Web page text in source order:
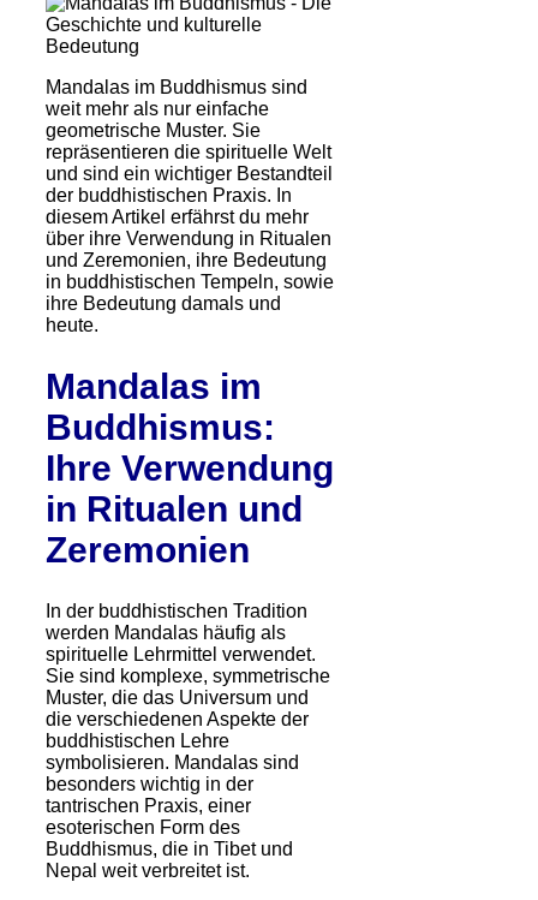
Mandalas im Buddhismus sind
weit mehr als nur einfache
geometrische Muster. Sie
repräsentieren die spirituelle Welt
und sind ein wichtiger Bestandteil
der buddhistischen Praxis. In
diesem Artikel erfährst du mehr
über ihre Verwendung in Ritualen
und Zeremonien, ihre Bedeutung
in buddhistischen Tempeln, sowie
ihre Bedeutung damals und
heute.
Mandalas im
Buddhismus:
Ihre Verwendung
in Ritualen und
Zeremonien
In der buddhistischen Tradition
werden Mandalas häufig als
spirituelle Lehrmittel verwendet.
Sie sind komplexe, symmetrische
Muster, die das Universum und
die verschiedenen Aspekte der
buddhistischen Lehre
symbolisieren. Mandalas sind
besonders wichtig in der
tantrischen Praxis, einer
esoterischen Form des
Buddhismus, die in Tibet und
Nepal weit verbreitet ist.